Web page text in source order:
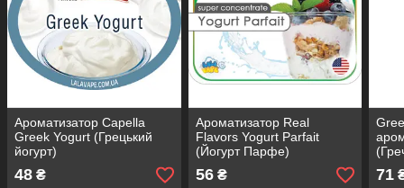
Ароматизатор Capella
Greek Yogurt (Грецький
йогурт)
48 ₴
Ароматизатор Real
Flavors Yogurt Parfait
(Йогурт Парфе)
56₴ 71